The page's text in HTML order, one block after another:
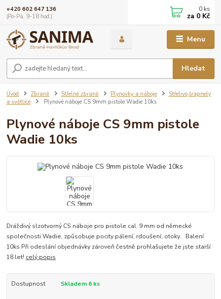
Menu
Hledat
+420 602 647 136
(Po-Pá, 9-18 hod.)
0 ks
za 0 Kč
Úvod Zbraně Střelné zbraně Plynovky a náboje
Střelivo,šrapnely
a světlice
Plynové náboje CS 9mm pistole Wadie 10ks
Plynové náboje CS 9mm pistole
Wadie 10ks
Dráždivý slzotvorný CS náboje pro pistole cal. 9 mm od německé
společnosti Wadie, způsobuje pocity pálení, rdoušení, otoky. Balení
10ks Při odeslání objednávky zároveň čestně prohlašujete že jste starší
18 let! celý popis
Dostupnost Skladem 6 ks